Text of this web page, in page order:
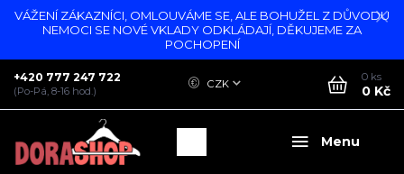
VÁŽENÍ ZÁKAZNÍCI, OMLOUVÁME SE, ALE BOHUŽEL Z DŮVODU
NEMOCI SE NOVÉ VKLADY ODKLÁDAJÍ, DĚKUJEME ZA
POCHOPENÍ
Menu
CZK
+420 777 247 722
(Po-Pá, 8-16 hod.)
0 ks
0 Kč